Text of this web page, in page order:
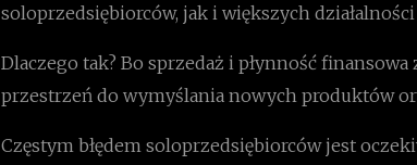
soloprzedsiębiorców, jak i większych
Dlaczego tak? Bo sprzedaż i płynność
przestrzeń do wymyślania nowych produktów
Częstym błędem soloprzedsiębiorców jest